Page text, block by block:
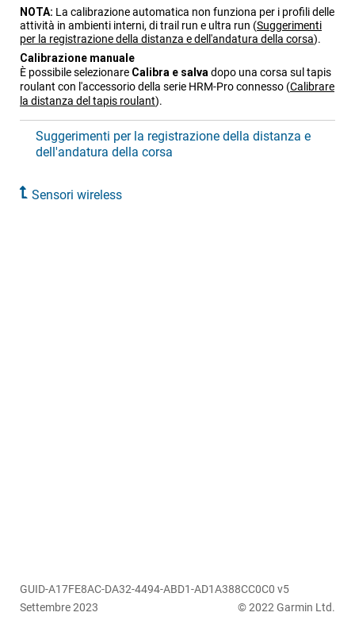
NOTA: La calibrazione automatica non funziona per i profili delle
attività in ambienti interni, di trail run e ultra run (Suggerimenti
per la registrazione della distanza e dell'andatura della corsa).
Calibrazione manuale
È possibile selezionare Calibra e salvadopo una corsa sul tapis
roulant con l'accessorio della serie HRM-Proconnesso (Calibrare
la distanza del tapis roulant).
Suggerimenti per la registrazione della distanza e
dell'andatura della corsa
Sensori wireless
GUID-A17FE8AC-DA32-4494-ABD1-AD1A388CC0C0 v5
Settembre 2023
© 2022 Garmin Ltd.